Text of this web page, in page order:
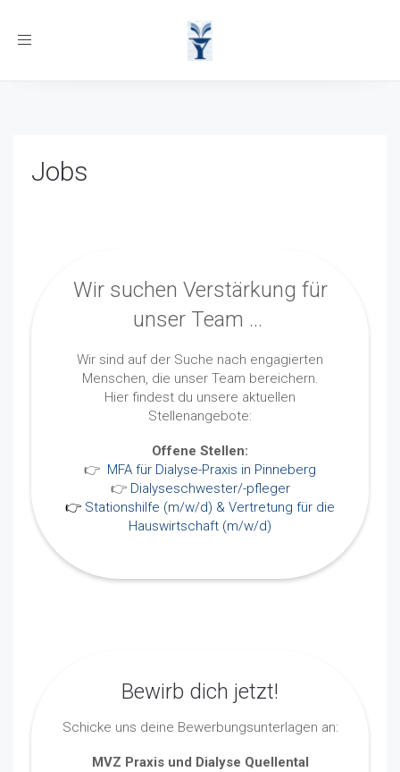
Toggle
Jobs
Wir suchen Verstärkung für
unser Team ...
Wir sind auf der Suche nach engagierten
Menschen, die unser Team bereichern.
Hier findest du unsere aktuellen
Stellenangebote:
Offene Stellen:
👉 MFA für Dialyse-Praxis in Pinneberg
👉 Dialyseschwester/-pfleger
👉 Stationshilfe (m/w/d) & Vertretung für die
Hauswirtschaft (m/w/d)
Bewirb dich jetzt!
Schicke uns deine Bewerbungsunterlagen an:
MVZ Praxis und Dialyse Quellental